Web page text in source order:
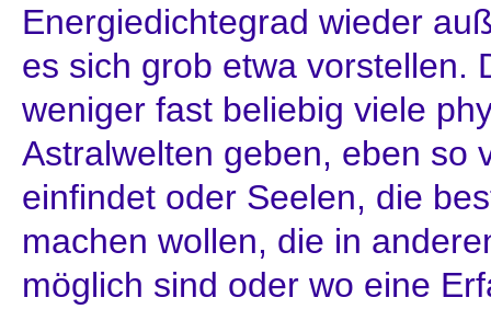
Energiedichtegrad wieder
es sich grob etwa vorstellen.
weniger fast beliebig viele
Astralwelten geben, eben so
einfindet oder Seelen, die
machen wollen, die in
möglich sind oder wo eine